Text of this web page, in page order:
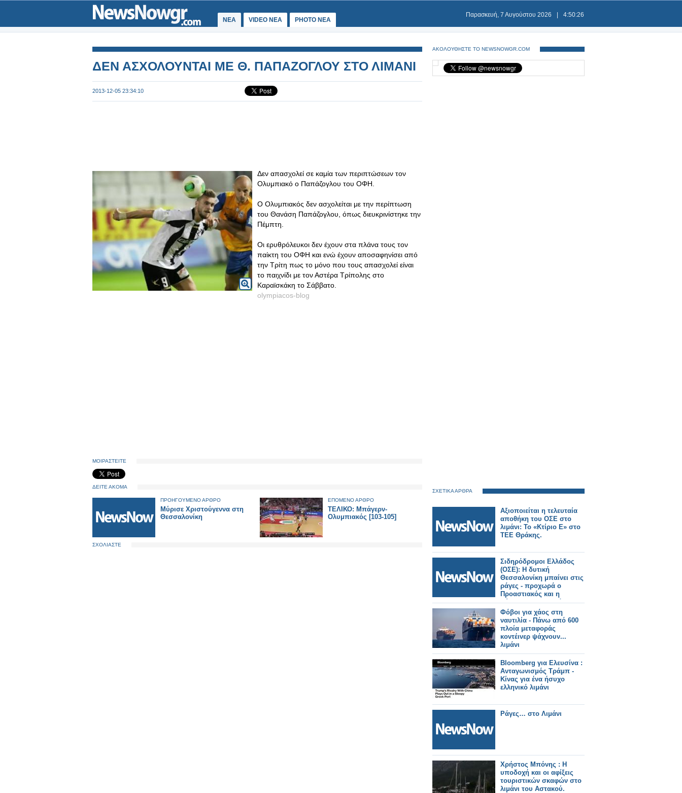
ΝΕΑ VIDEO NEA PHOTO NEA
Παρασκευή, 7 Αυγούστου 2026 4:50:26
ΔΕΝ ΑΣΧΟΛΟΥΝΤΑΙ ΜΕ Θ. ΠΑΠΑΖΟΓΛΟΥ ΣΤΟ ΛΙΜΑΝΙ
2013-12-05 23:34:10
Δεν απασχολεί σε καμία των περιπτώσεων τον
Ολυμπιακό ο Παπάζογλου του ΟΦΗ.
Ο Ολυμπιακός δεν ασχολείται με την περίπτωση
του Θανάση Παπάζογλου, όπως διευκρινίστηκε την
Πέμπτη.
Οι ερυθρόλευκοι δεν έχουν στα πλάνα τους τον
παίκτη του ΟΦΗ και ενώ έχουν αποσαφηνίσει από
την Τρίτη πως το μόνο που τους απασχολεί είναι
το παιχνίδι με τον Αστέρα Τρίπολης στο
Καραϊσκάκη το Σάββατο.
olympiacos-blog
ΜΟΙΡΑΣΤΕΙΤΕ
ΔΕΙΤΕ ΑΚΟΜΑ
ΠΡΟΗΓΟΥΜΕΝΟ ΑΡΘΡΟ
Μύρισε Χριστούγεννα στη
Θεσσαλονίκη
ΕΠΟΜΕΝΟ ΑΡΘΡΟ
ΤΕΛΙΚΟ: Μπάγερν-
Ολυμπιακός [103-105]
ΣΧΟΛΙΑΣΤΕ
ΑΚΟΛΟΥΘΗΣΤΕ ΤΟ NEWSNOWGR.COM
ΣΧΕΤΙΚΑ ΑΡΘΡΑ
Αξιοποιείται η τελευταία
αποθήκη του ΟΣΕ στο
λιμάνι: Το «Κτίριο Ε» στο
ΤΕΕ Θράκης.
Σιδηρόδρομοι Ελλάδος
(ΟΣΕ): Η δυτική
Θεσσαλονίκη μπαίνει στις
ράγες - προχωρά ο
Προαστιακός και η
σύνδεση με το λιμάνι.
Φόβοι για χάος στη
ναυτιλία - Πάνω από 600
πλοία μεταφοράς
κοντέινερ ψάχνουν...
λιμάνι
Bloomberg για Ελευσίνα :
Aνταγωνισμός Τράμπ -
Κίνας για ένα ήσυχο
ελληνικό λιμάνι
Ράγες… στο Λιμάνι
Χρήστος Μπόνης : Η
υποδοχή και οι αφίξεις
τουριστικών σκαφών στο
λιμάνι του Αστακού.